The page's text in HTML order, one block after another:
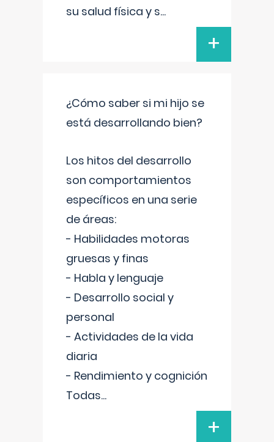
su salud física y s...
+
¿Cómo saber si mi hijo se
está desarrollando bien?
Los hitos del desarrollo
son comportamientos
específicos en una serie
de áreas:
- Habilidades motoras
gruesas y finas
- Habla y lenguaje
- Desarrollo social y
personal
- Actividades de la vida
diaria
- Rendimiento y cognición
Todas...
+